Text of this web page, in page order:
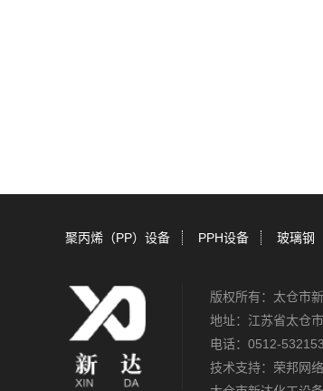
聚丙烯（PP）设备 PPH设备 玻璃钢
版权所有：太仓市
地址：江苏省太仓
电话：0512-
技术支持： 荣邦网络